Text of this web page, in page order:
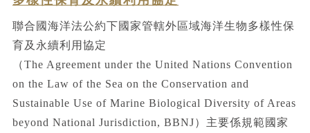
聯合國海洋法公約下國家管轄外區域海洋生物多樣性保
育及永續利用協定
（The Agreement under the United Nations Convention
on the Law of the Sea on the Conservation and
Sustainable Use of Marine Biological Diversity of Areas
beyond National Jurisdiction, BBNJ）主要係規範國家